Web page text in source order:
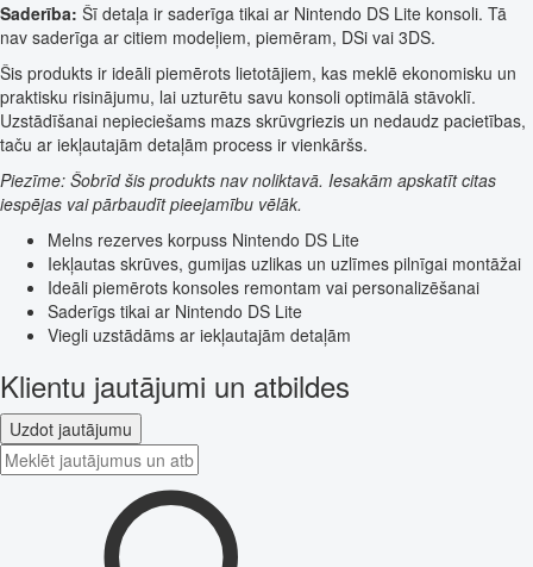
Saderība: Šī detaļa ir saderīga tikai ar Nintendo DS Lite konsoli. Tā
nav saderīga ar citiem modeļiem, piemēram, DSi vai 3DS.
Šis produkts ir ideāli piemērots lietotājiem, kas meklē ekonomisku un
praktisku risinājumu, lai uzturētu savu konsoli optimālā stāvoklī.
Uzstādīšanai nepieciešams mazs skrūvgriezis un nedaudz pacietības,
taču ar iekļautajām detaļām process ir vienkāršs.
Piezīme: Šobrīd šis produkts nav noliktavā. Iesakām apskatīt citas
iespējas vai pārbaudīt pieejamību vēlāk.
Melns rezerves korpuss Nintendo DS Lite
Iekļautas skrūves, gumijas uzlikas un uzlīmes pilnīgai montāžai
Ideāli piemērots konsoles remontam vai personalizēšanai
Saderīgs tikai ar Nintendo DS Lite
Viegli uzstādāms ar iekļautajām detaļām
Klientu jautājumi un atbildes
Uzdot jautājumu